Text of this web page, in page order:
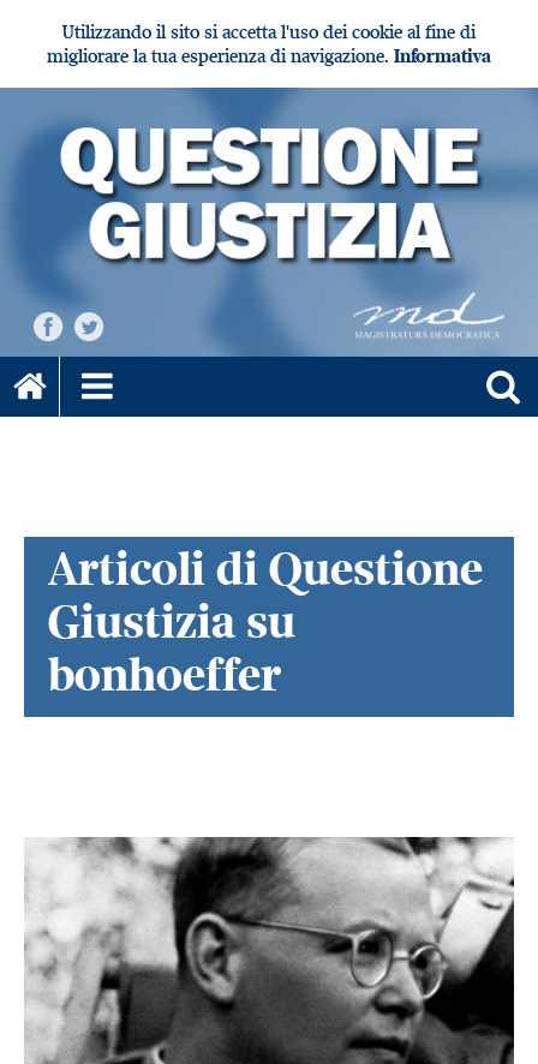
Utilizzando il sito si accetta l'uso dei cookie al fine di
migliorare la tua esperienza di navigazione. Informativa
Articoli di Questione
Giustizia su
bonhoeffer